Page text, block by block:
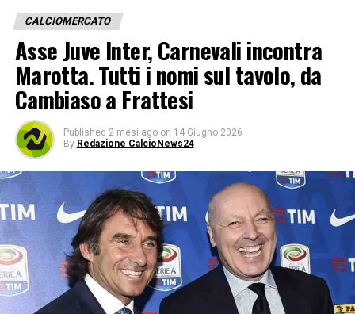
CALCIOMERCATO
Asse Juve Inter, Carnevali incontra
Marotta. Tutti i nomi sul tavolo, da
Cambiaso a Frattesi
Published 2 mesi ago on 14 Giugno 2026
By Redazione CalcioNews24